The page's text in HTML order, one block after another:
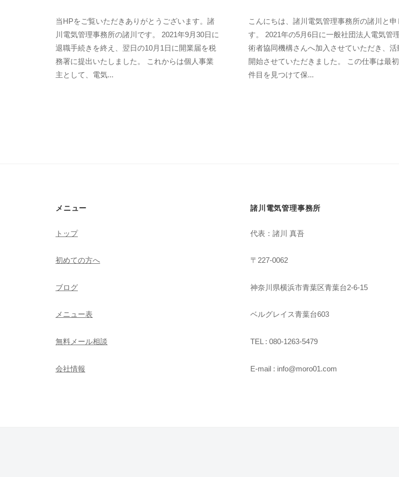
m
o
r
o
k
件
の
コ
メ
ン
当HPをご覧いただきありがとうございます。諸
川電気管理事務所の諸川です。 2021年9月30日に
退職手続きを終え、翌日の10月1日に開業届を税
務署に提出いたしました。 これからは個人事業
主として、電気...
m
o
r
o
k
件
の
コ
メ
ン
こんにちは、諸川電気管理事務所の諸川と申
す。 2021年の5月6日に一般社団法人電気管
術者協同機構さんへ加入させていただき、活
開始させていただきました。 この仕事は最
件目を見つけて保...
メニュー
トップ
初めての方へ
ブログ
メニュー表
無料メール相談
会社情報
諸川電気管理事務所
代表：諸川 真吾
〒227-0062
神奈川県横浜市青葉区青葉台2-6-15
ベルグレイス青葉台603
TEL : 080-1263-5479
E-mail : info@moro01.com